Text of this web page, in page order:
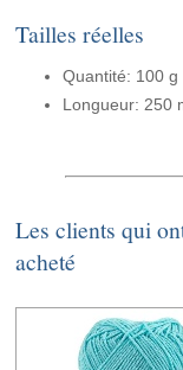
Tailles réelles
Quantité: 100 g
Longueur: 250
Les clients qui
acheté